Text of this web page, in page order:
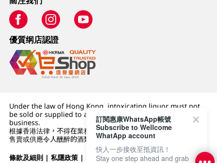
優質纲店認證
Under the law of Hong Kong, intoxicating liquor must not
be sold or supplied to a minor (under 18) in the course of
business.
根據香港法律，不得在業務過程中，向未成年人 (18 歲以下人士)
售賣或供應令人醺醉的酒類。
條款及細則 |私隱政策 | DFI零售集團
訂閱惠康WhatsApp帳號
Subscribe to Wellcome
WhatApp account
快人一步接收至抵資訊！
Stay one step ahead and grab